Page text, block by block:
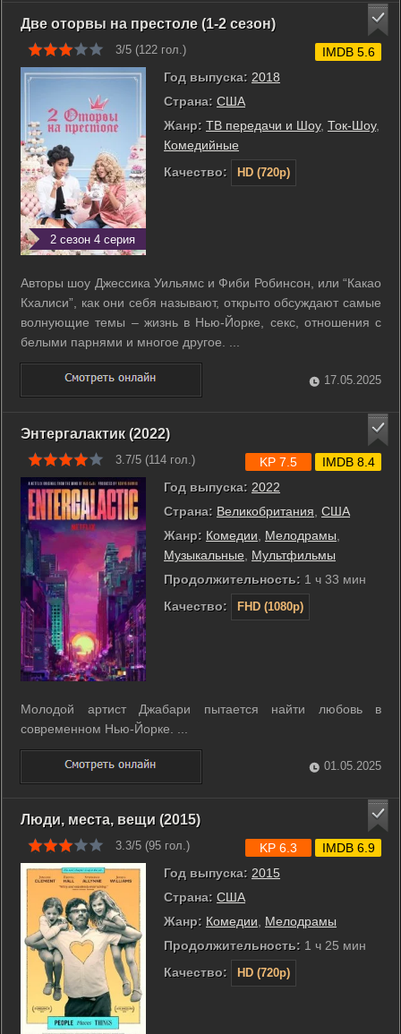
Две оторвы на престоле (1-2 сезон)
3/5 (122 гол.)
2 сезон 4 серия
Год выпуска: 2018
Страна: США
Жанр: ТВ передачи и Шоу, Ток-Шоу,
Комедийные
Качество:
HD (720p)
IMDB 5.6
Авторы шоу Джессика Уильямс и Фиби Робинсон, или “Какао
Кхалиси”, как они себя называют, открыто обсуждают самые
волнующие темы – жизнь в Нью-Йорке, секс, отношения с
белыми парнями и многое другое. ...
17.05.2025
Энтергалактик (2022)
3.7/5 (114 гол.)
Год выпуска: 2022
Страна: Великобритания США
Жанр: Комедии Мелодрамы
Музыкальные
Мультфильмы
Продолжительность: 1 ч 33 мин
Качество:
FHD (1080p)
KP 7.5 IMDB 8.4
Молодой артист Джабари пытается найти любовь в
современном Нью-Йорке. ...
01.05.2025
Люди, места, вещи (2015)
3.3/5 (95 гол.)
Год выпуска: 2015
Страна: США
Жанр: Комедии, Мелодрамы
Продолжительность: 1 ч 25 мин
Качество:
HD (720p)
KP 6.3 IMDB 6.9